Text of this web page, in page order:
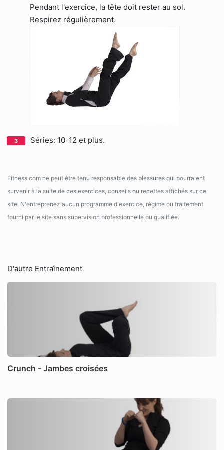
Pendant l'exercice, la tête doit rester au sol.
Respirez régulièrement.
Séries: 10-12 et plus.
Fitness.com ne peut être tenu responsable des blessures qui pourraient
survenir à la suite de ces exercices, conseils ou recettes affichés sur ce
site. N'entreprenez aucun programme d'exercice, régime ou traitement
fourni par le site sans supervision professionnelle ou qualifiée.
D'autre Entraînement
Crunch - Jambes croisées